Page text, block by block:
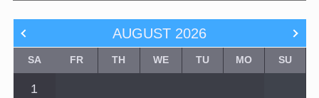
AUGUST 2026
SU
MO
TU
WE
TH
FR
SA
1